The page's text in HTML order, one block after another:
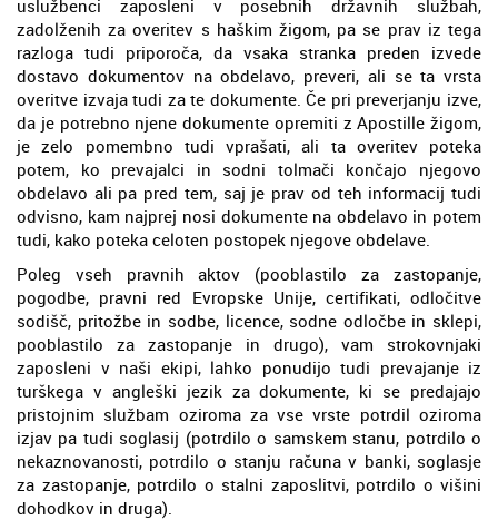
uslužbenci zaposleni v posebnih državnih službah,
zadolženih za overitev s haškim žigom, pa se prav iz tega
razloga tudi priporoča, da vsaka stranka preden izvede
dostavo dokumentov na obdelavo, preveri, ali se ta vrsta
overitve izvaja tudi za te dokumente. Če pri preverjanju izve,
da je potrebno njene dokumente opremiti z Apostille žigom,
je zelo pomembno tudi vprašati, ali ta overitev poteka
potem, ko prevajalci in sodni tolmači končajo njegovo
obdelavo ali pa pred tem, saj je prav od teh informacij tudi
odvisno, kam najprej nosi dokumente na obdelavo in potem
tudi, kako poteka celoten postopek njegove obdelave.
Poleg vseh pravnih aktov (pooblastilo za zastopanje,
pogodbe, pravni red Evropske Unije, certifikati, odločitve
sodišč, pritožbe in sodbe, licence, sodne odločbe in sklepi,
pooblastilo za zastopanje in drugo), vam strokovnjaki
zaposleni v naši ekipi, lahko ponudijo tudi prevajanje iz
turškega v angleški jezik za dokumente, ki se predajajo
pristojnim službam oziroma za vse vrste potrdil oziroma
izjav pa tudi soglasij (potrdilo o samskem stanu, potrdilo o
nekaznovanosti, potrdilo o stanju računa v banki, soglasje
za zastopanje, potrdilo o stalni zaposlitvi, potrdilo o višini
dohodkov in druga).